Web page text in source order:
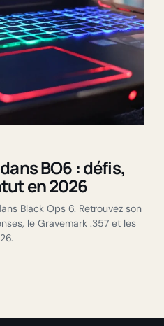
BO6 : défis,
en 2026
Black Ops 6. Retrouvez son
le Gravemark .357 et les